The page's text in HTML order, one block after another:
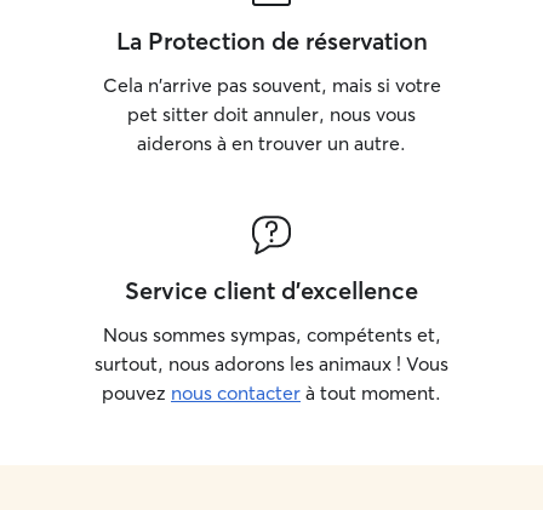
La Protection de réservation
Cela n'arrive pas souvent, mais si votre
pet sitter doit annuler, nous vous
aiderons à en trouver un autre.
Service client d'excellence
Nous sommes sympas, compétents et,
surtout, nous adorons les animaux ! Vous
pouvez nous contacter à tout moment.